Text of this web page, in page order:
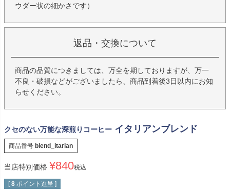
ウダー状の細かさです）
返品・交換について
商品の品質につきましては、万全を期しておりますが、万一
不良・破損などがございましたら、商品到着後3日以内にお知
らせください。
クセのない万能な深煎りコーヒー イタリアンブレンド
商品番号 blend_itarian
当店特別価格 ¥840税込
[ 8 ポイント進呈 ]